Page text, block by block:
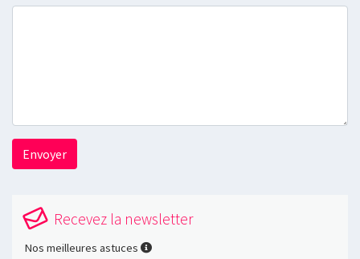
Envoyer
Recevez la newsletter
Nos meilleures astuces